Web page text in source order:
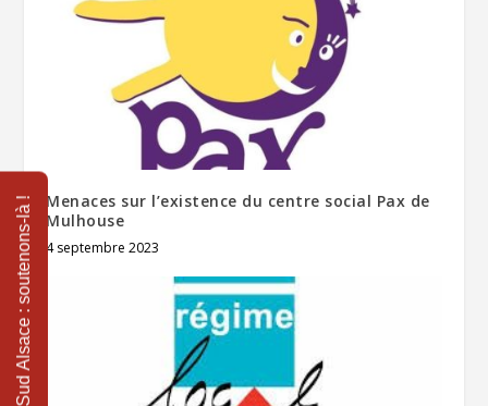
Menaces sur l’existence du centre social Pax de
Mulhouse
4 septembre 2023